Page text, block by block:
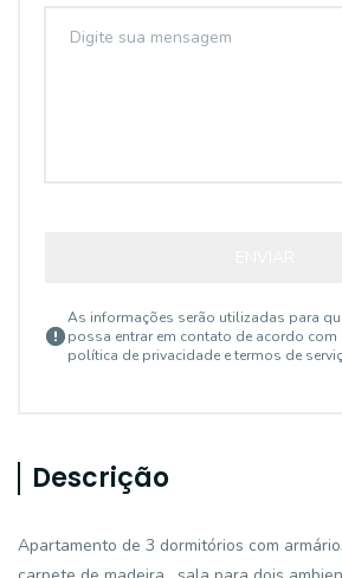
As informações serão utilizadas para
possa entrar em contato de acordo com
política de privacidade e termos de
Descrição
Apartamento de 3 dormitórios com